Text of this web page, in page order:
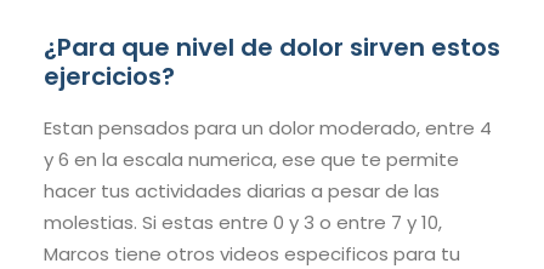
¿Para que nivel de dolor sirven estos
ejercicios?
Estan pensados para un dolor moderado, entre 4
y 6 en la escala numerica, ese que te permite
hacer tus actividades diarias a pesar de las
molestias. Si estas entre 0 y 3 o entre 7 y 10,
Marcos tiene otros videos especificos para tu